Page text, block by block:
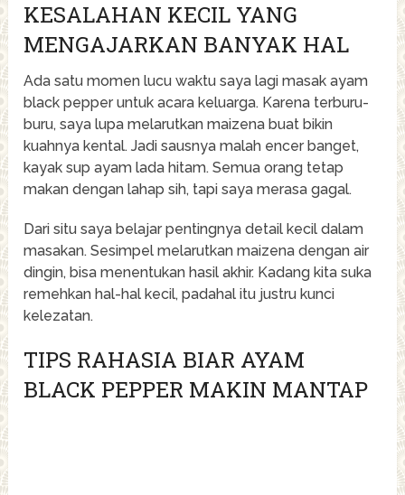
KESALAHAN KECIL YANG
MENGAJARKAN BANYAK HAL
Ada satu momen lucu waktu saya lagi masak ayam
black pepper untuk acara keluarga. Karena terburu-
buru, saya lupa melarutkan maizena buat bikin
kuahnya kental. Jadi sausnya malah encer banget,
kayak sup ayam lada hitam. Semua orang tetap
makan dengan lahap sih, tapi saya merasa gagal.
Dari situ saya belajar pentingnya detail kecil dalam
masakan. Sesimpel melarutkan maizena dengan air
dingin, bisa menentukan hasil akhir. Kadang kita suka
remehkan hal-hal kecil, padahal itu justru kunci
kelezatan.
TIPS RAHASIA BIAR AYAM
BLACK PEPPER MAKIN MANTAP